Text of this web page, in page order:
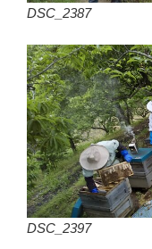
DSC_2387
DSC_2397